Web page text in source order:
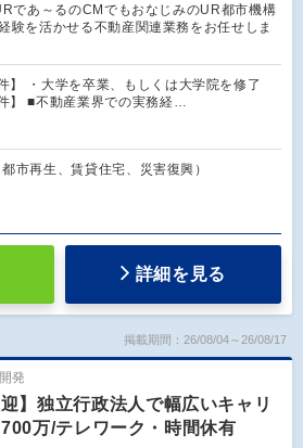
であ～るのCMでもおなじみのUR都市機構
験を活かせる不動産関連業務をお任せしま
】 ・大学を卒業、もしくは大学院を修了
】 ■不動産業界での実務経…
市再生、賃貸住宅、災害復興）
詳細を見る
掲載期間：26/08/04～26/08/17
発
】独立行政法人で幅広いキャリ
万/テレワーク・時間休有